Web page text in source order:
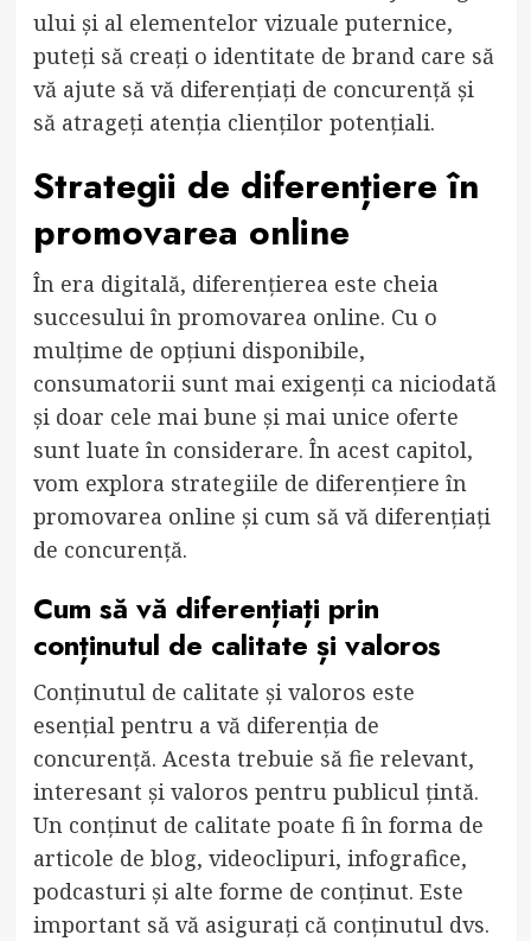
ului și al elementelor vizuale puternice,
puteți să creați o identitate de brand care să
vă ajute să vă diferențiați de concurență și
să atrageți atenția clienților potențiali.
Strategii de diferențiere în
promovarea online
În era digitală, diferențierea este cheia
succesului în promovarea online. Cu o
mulțime de opțiuni disponibile,
consumatorii sunt mai exigenți ca niciodată
și doar cele mai bune și mai unice oferte
sunt luate în considerare. În acest capitol,
vom explora strategiile de diferențiere în
promovarea online și cum să vă diferențiați
de concurență.
Cum să vă diferențiați prin
conținutul de calitate și valoros
Conținutul de calitate și valoros este
esențial pentru a vă diferenția de
concurență. Acesta trebuie să fie relevant,
interesant și valoros pentru publicul țintă.
Un conținut de calitate poate fi în forma de
articole de blog, videoclipuri, infografice,
podcasturi și alte forme de conținut. Este
important să vă asigurați că conținutul dvs.